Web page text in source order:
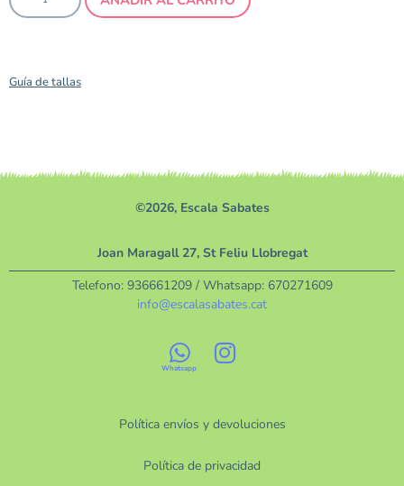
Guía de tallas
©2026, Escala Sabates
Política envíos y devoluciones
Política de privacidad
Joan Maragall 27, St Feliu Llobregat
Telefono: 936661209/ Whatsapp: 670271609
info@escalasabates.cat